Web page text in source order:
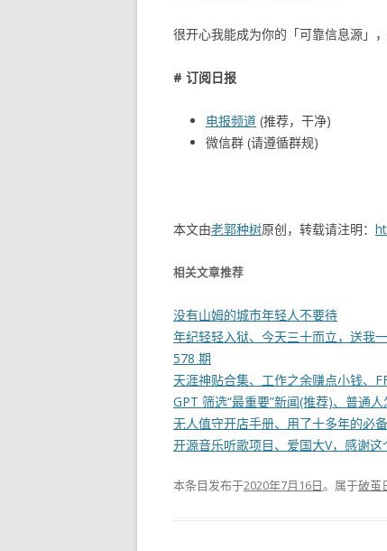
很开心我能成为你的「可靠信息源」
# 订阅日报
电报频道 (推荐，干净)
微信群 (请遵循群规)
本文由老郭种树原创，转载请注明：
相关文章推荐
没有山姆的城市年轻人不要待
年纪轻轻入狱、今天三十而立，送我
578 期
天涯神贴合集、工作之余赚点小钱、
GPT 筛选“最重要”新闻(推荐)、普通
无人值守开店手册、用了十多年的必
开源音乐听歌项目、爱国大V，感谢
本条目发布于2020年7月16日。属于破茧